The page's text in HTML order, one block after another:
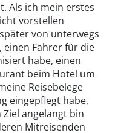
Als ich mein erstes
vorstellen
von unterwegs
einen Fahrer für die
habe, einen
beim Hotel um
Reisebelege
eingepflegt habe,
angelangt bin
Mitreisenden